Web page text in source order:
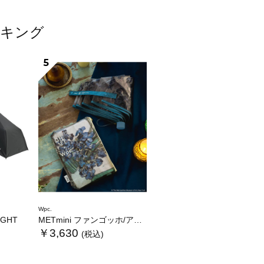
ング
5
Wpc.
METmini ファンゴッホ/アイリス
￥3,630 (税込)